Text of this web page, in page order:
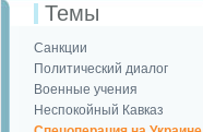
Темы
Санкции
Политический диалог
Военные учения
Неспокойный Кавказ